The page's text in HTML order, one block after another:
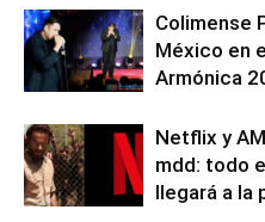
Colimense
México en
Armónica
Netflix y
mdd: todo
llegará a la